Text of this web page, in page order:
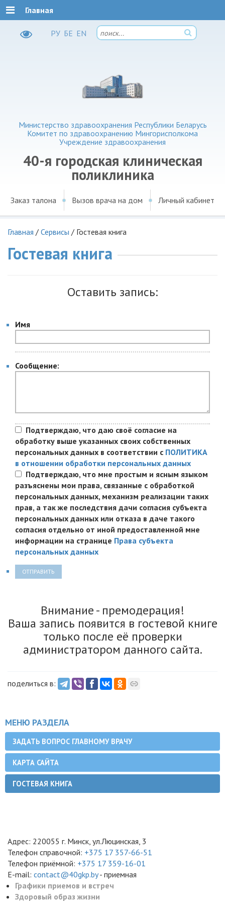
РУ БЕ EN
Министерство здравоохранения Республики Беларусь
Комитет по здравоохранению Мингорисполкома
Учреждение здравоохранения
40-я городская клиническая
поликлиника
Главная
Заказ талона Вызов врача на дом Личный кабинет
Главная / Сервисы / Гостевая книга
Гостевая книга
Оставить запись:
Имя
Сообщение:
Подтверждаю, что даю своё согласие на
обработку выше указанных своих собственных
персональных данных в соответствии с ПОЛИТИКА
в отношении обработки персональных данных
Подтверждаю, что мне простым и ясным языком
разъяснены мои права, связанные с обработкой
персональных данных, механизм реализации таких
прав, а так же последствия дачи согласия субъекта
персональных данных или отказа в даче такого
согласия отдельно от иной предоставленной мне
информации на странице Права субъекта
персональных данных
ОТПРАВИТЬ
Внимание - премодерация!
Ваша запись появится в гостевой книге
только после её проверки
администратором данного сайта.
поделиться в:
МЕНЮ РАЗДЕЛА
ЗАДАТЬ ВОПРОС ГЛАВНОМУ ВРАЧУ
КАРТА САЙТА
ГОСТЕВАЯ КНИГА
Адрес: 220055 г. Минск, ул.Люцинская, 3
Телефон справочной: +375 17 357-66-51
Телефон приёмной: +375 17 359-16-01
E-mail: contact@40gkp.by- приемная
Графики приемов и встреч
Здоровый образ жизни